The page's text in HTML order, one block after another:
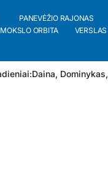
PANEVĖŽIO RAJONAS
MOKSLO ORBITA VERSLAS
Daina, Dominykas,